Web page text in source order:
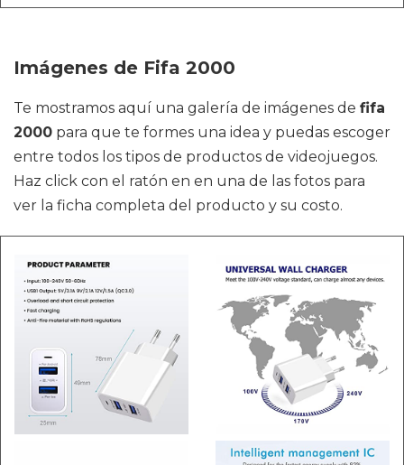
Imágenes de Fifa 2000
Te mostramos aquí una galería de imágenes de fifa
2000 para que te formes una idea y puedas escoger
entre todos los tipos de productos de videojuegos.
Haz click con el ratón en en una de las fotos para
ver la ficha completa del producto y su costo.